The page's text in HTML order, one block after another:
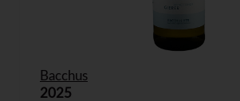
Bacchus
2025